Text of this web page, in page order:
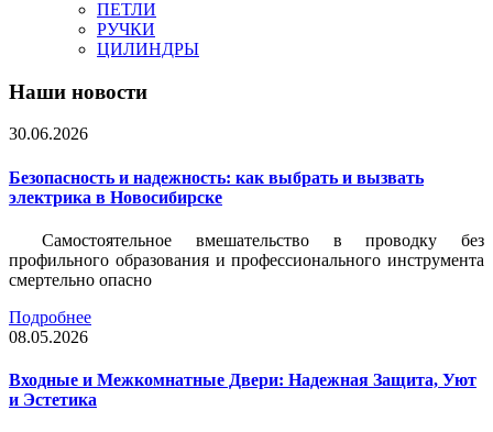
ПЕТЛИ
РУЧКИ
ЦИЛИНДРЫ
Наши новости
30.06.2026
Безопасность и надежность: как выбрать и вызвать
электрика в Новосибирске
Самостоятельное вмешательство в проводку без
профильного образования и профессионального инструмента
смертельно опасно
Подробнее
08.05.2026
Входные и Межкомнатные Двери: Надежная Защита, Уют
и Эстетика